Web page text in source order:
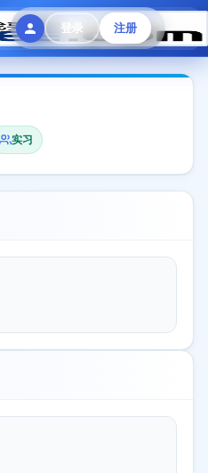
登录 注册
招聘中心 会员专区
实习